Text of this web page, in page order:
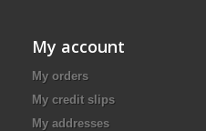
My account
My orders
My credit slips
My addresses